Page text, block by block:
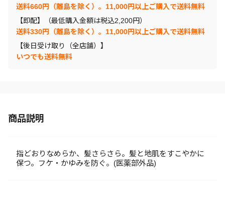
送料660円（離島を除く）。11,000円以上ご購入で送料無料
【即配】（最低購入金額は税込2,200円）
送料330円（離島を除く）。11,000円以上ご購入で送料無料
【後日受け取り（全店舗）】
いつでも送料無料
商品説明
指どおりなめらか、髪さらさら。髪と地肌をすこやかに
保つ。フケ・かゆみを防ぐ。(医薬部外品)